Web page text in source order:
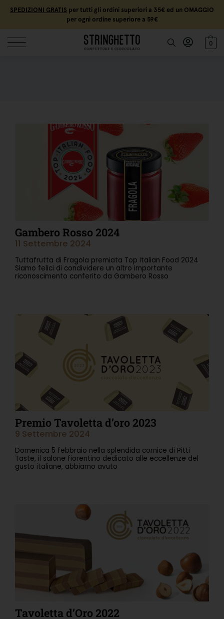
SPEDIZIONI GRATIS per tutti gli ordini superiori a 35€ ed un OMAGGIO
per ogni ordine superiore a 59€
0
Gambero Rosso 2024
11 Settembre 2024
Tuttafrutta di Fragola premiata Top Italian Food 2024
Siamo felici di condividere un altro importante
riconoscimento conferito da Gambero Rosso
Premio Tavoletta d’oro 2023
9 Settembre 2024
Domenica 5 febbraio nella splendida cornice di Pitti
Taste, il salone fiorentino dedicato alle eccellenze del
gusto italiane, abbiamo avuto
Tavoletta d’Oro 2022